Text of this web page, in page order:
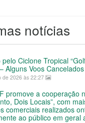
notícias
Ciclone Tropical
Alguns Voos Cancelados
de 2026 às 22:27
promove a cooperação
Dois Locais”, com
comerciais realizados
ao público em geral